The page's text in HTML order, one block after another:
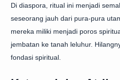
Di diaspora, ritual ini menjadi
seseorang jauh dari pura-pura
mereka miliki menjadi poros
jembatan ke tanah leluhur.
fondasi spiritual.